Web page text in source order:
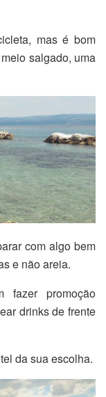
mas é bom
salgado, uma
com algo bem
e não areia.
fazer promoção
drinks de frente
da sua escolha.